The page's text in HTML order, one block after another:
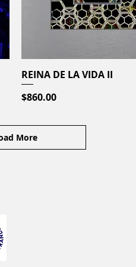
Quick View
REINA DE LA VIDA II
Price
$860.00
More